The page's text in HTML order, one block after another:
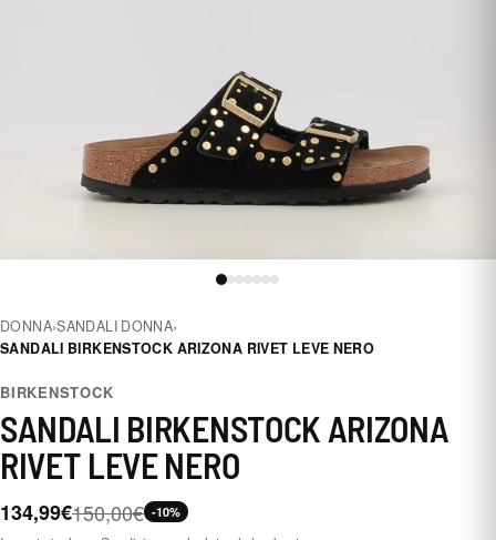
DONNA›SANDALI DONNA›
SANDALI BIRKENSTOCK ARIZONA RIVET LEVE NERO
BIRKENSTOCK
SANDALI BIRKENSTOCK ARIZONA
RIVET LEVE NERO
134,99€150,00€ -10%